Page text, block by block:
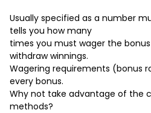
Usually specified as a number
tells you how many
times you must wager the
withdraw winnings.
Wagering requirements (bonus
every bonus.
Why not take advantage of the
methods?